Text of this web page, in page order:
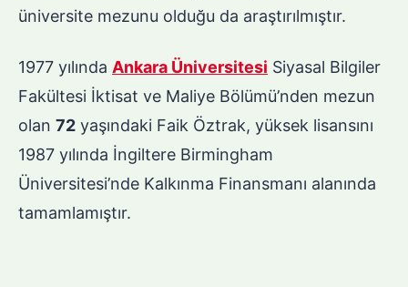
üniversite mezunu olduğu da araştırılmıştır.
1977 yılında Ankara Üniversitesi Siyasal Bilgiler
Fakültesi İktisat ve Maliye Bölümü’nden mezun
olan 72 yaşındaki Faik Öztrak, yüksek lisansını
1987 yılında İngiltere Birmingham
Üniversitesi’nde Kalkınma Finansmanı alanında
tamamlamıştır.